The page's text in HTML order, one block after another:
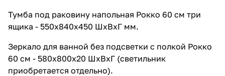
Тумба под раковину напольная Рокко 60 см три
ящика - 550х840х450 ШхВхГ мм.
Зеркало для ванной без подсветки с полкой Рокко
60 см - 580х800х20 ШхВхГ (светильник
приобретается отдельно).